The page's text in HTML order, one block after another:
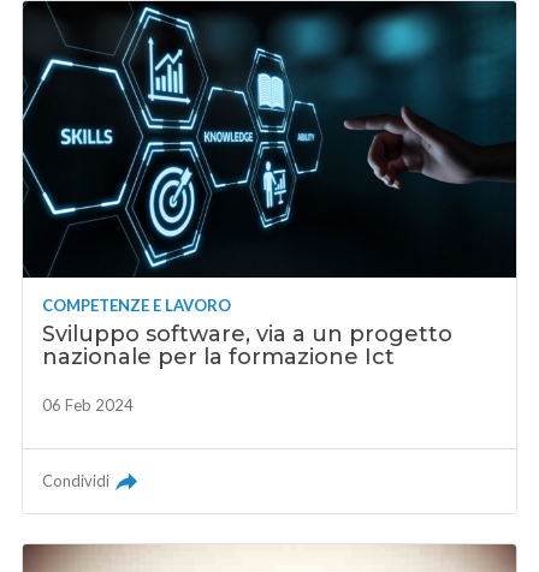
COMPETENZE E LAVORO
Sviluppo software, via a un progetto
nazionale per la formazione Ict
06 Feb 2024
Condividi